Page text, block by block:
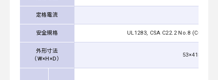
定格電流
安全規格 UL1283, CSA C22.2 No.8 (C-UL),
外形寸法
（W×H×D）